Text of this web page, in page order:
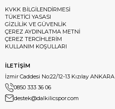
KVKK BİLGİLENDİRMESİ
TÜKETİCİ YASASI
GİZLİLİK VE GÜVENLİK
ÇEREZ AYDINLATMA METNİ
ÇEREZ TERCİHLERİM
KULLANIM KOŞULLARI
İLETİŞİM
İzmir Caddesi No:22/12-13 Kızılay ANKARA
0850 333 36 06
destek@dalkilicspor.com